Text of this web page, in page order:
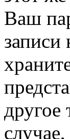
Ваш
другое